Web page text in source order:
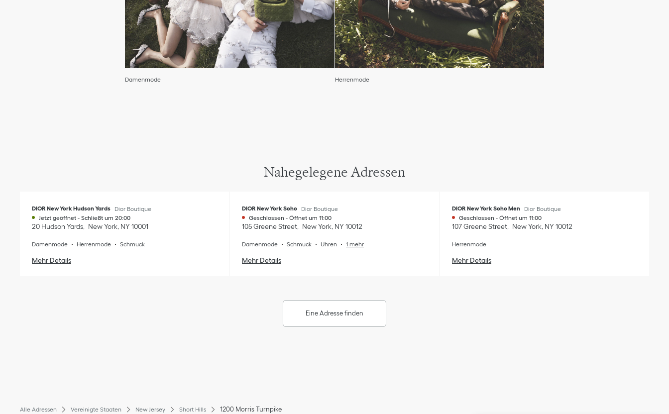
Damenmode Herrenmode
Nahegelegene Adressen
DIOR New York Hudson Yards
Dior Boutique
Jetzt geöffnet - Schließt um 20:00
20 Hudson Yards New York, NY10001
Damenmode Herrenmode Schmuck
Mehr Details
DIOR New York Soho
Dior Boutique
Geschlossen - Öffnet um 11:00
105 Greene Street New York, NY10012
Damenmode Schmuck Uhren 1 mehr
Mehr Details
DIOR New York Soho Men
Dior Boutique
Geschlossen - Öffnet um 11:00
107 Greene Street New York, NY10012
Herrenmode
Mehr Details
Eine Adresse finden
Alle Adressen Vereinigte Staaten New Jersey Short Hills 1200 Morris Turnpike